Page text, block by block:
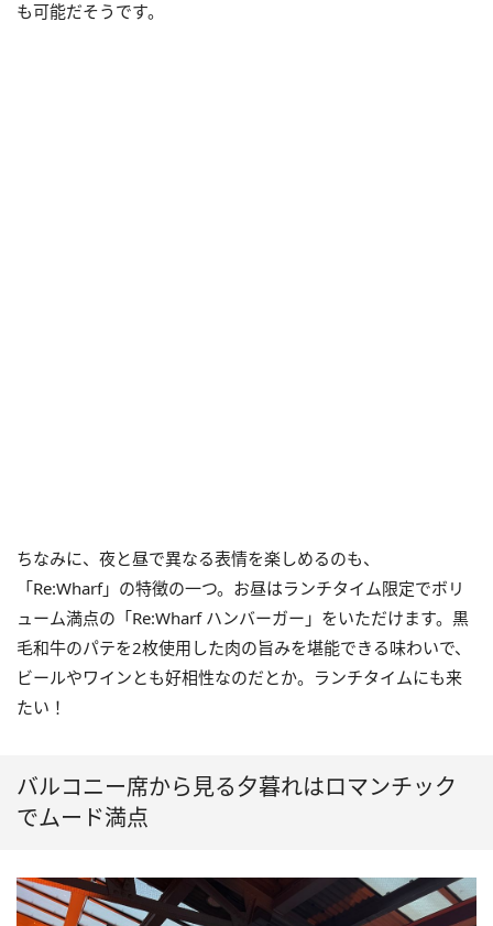
も可能だそうです。
ちなみに、夜と昼で異なる表情を楽しめるのも、
「Re:Wharf」の特徴の一つ。お昼はランチタイム限定でボリ
ューム満点の「Re:Wharf ハンバーガー」をいただけます。黒
毛和牛のパテを2枚使用した肉の旨みを堪能できる味わいで、
ビールやワインとも好相性なのだとか。ランチタイムにも来
たい！
バルコニー席から見る夕暮れはロマンチック
でムード満点